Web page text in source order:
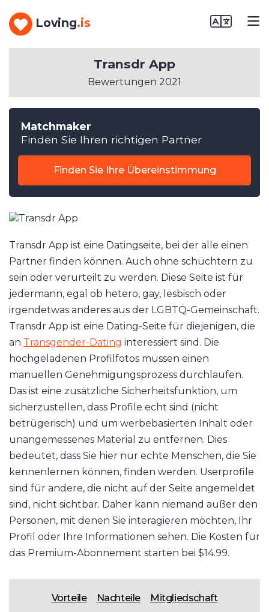
Loving.is
Matchmaker
Finden Sie Ihren richtigen Partner
Finden Sie Ihre Übereinstimmung
Transdr App
Bewertungen 2021
Transdr App ist eine Datingseite, bei der alle einen
Partner finden können. Auch ohne schüchtern zu
sein oder verurteilt zu werden. Diese Seite ist für
jedermann, egal ob hetero, gay, lesbisch oder
irgendetwas anderes aus der LGBTQ-Gemeinschaft.
Transdr App ist eine Dating-Seite für diejenigen, die
an Transgender-Dating interessiert sind. Die
hochgeladenen Profilfotos müssen einen
manuellen Genehmigungsprozess durchlaufen.
Das ist eine zusätzliche Sicherheitsfunktion, um
sicherzustellen, dass Profile echt sind (nicht
betrügerisch) und um werbebasierten Inhalt oder
unangemessenes Material zu entfernen. Dies
bedeutet, dass Sie hier nur echte Menschen, die Sie
kennenlernen können, finden werden. Userprofile
sind für andere, die nicht auf der Seite angemeldet
sind, nicht sichtbar. Daher kann niemand außer den
Personen, mit denen Sie interagieren möchten, Ihr
Profil oder Ihre Informationen sehen. Die Kosten für
das Premium-Abonnement starten bei $14.99.
Vorteile Nachteile
Mitgliedschaft